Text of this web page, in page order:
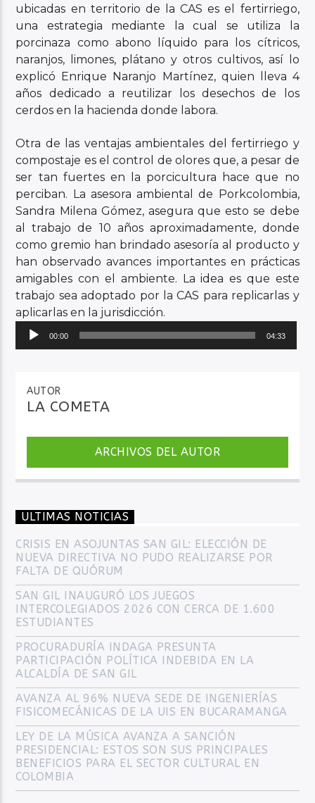
ubicadas en territorio de la CAS es el fertirriego,
una estrategia mediante la cual se utiliza la
porcinaza como abono líquido para los cítricos,
naranjos, limones, plátano y otros cultivos, así lo
explicó Enrique Naranjo Martínez, quien lleva 4
años dedicado a reutilizar los desechos de los
cerdos en la hacienda donde labora.
Otra de las ventajas ambientales del fertirriego y
compostaje es el control de olores que, a pesar de
ser tan fuertes en la porcicultura hace que no
perciban. La asesora ambiental de Porkcolombia,
Sandra Milena Gómez, asegura que esto se debe
al trabajo de 10 años aproximadamente, donde
como gremio han brindado asesoría al producto y
han observado avances importantes en prácticas
amigables con el ambiente. La idea es que este
trabajo sea adoptado por la CAS para replicarlas y
aplicarlas en la jurisdicción.
Reproductor
00:00 04:33
AUTOR
LA COMETA
ARCHIVOS DEL AUTOR
ULTIMAS NOTICIAS
CRISIS EN ASOJUNTAS SAN GIL: ELECCIÓN DE
NUEVA DIRECTIVA NO PUDO REALIZARSE POR
FALTA DE QUÓRUM
SAN GIL INAUGURÓ LOS JUEGOS
INTERCOLEGIADOS 2026 CON CERCA DE 1.600
ESTUDIANTES
PROCURADURÍA INDAGA PRESUNTA
PARTICIPACIÓN POLÍTICA INDEBIDA EN LA
ALCALDÍA DE SAN GIL
AVANZA AL 96% NUEVA SEDE DE INGENIERÍAS
FISICOMECÁNICAS DE LA UIS EN BUCARAMANGA
LEY DE LA MÚSICA AVANZA A SANCIÓN
PRESIDENCIAL: ESTOS SON SUS PRINCIPALES
BENEFICIOS PARA EL SECTOR CULTURAL EN
COLOMBIA